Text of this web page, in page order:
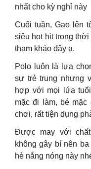
nhất cho kỳ nghỉ này
Cuối tuần, Gạo lên
siêu hot hit trong
tham khảo đây ạ.
Polo luôn là lựa
sự trẻ trung nhưng
hợp với mọi lứa
mặc đi làm, bé
chơi, rất tiện dụng
Được may với chất
không gây bí nên
hè nắng nóng này